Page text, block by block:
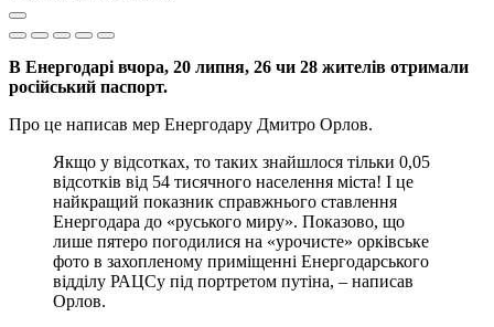
В Енергодарі вчора, 20 липня, 26 чи 28 жителів отримали
російський паспорт.
Про це написав мер Енергодару Дмитро Орлов.
Якщо у відсотках, то таких знайшлося тільки 0,05
відсотків від 54 тисячного населення міста! І це
найкращий показник справжнього ставлення
Енергодара до «руського миру». Показово, що
лише пятеро погодилися на «урочисте» орківське
фото в захопленому приміщенні Енергодарського
відділу РАЦСу під портретом путіна, – написав
Орлов.